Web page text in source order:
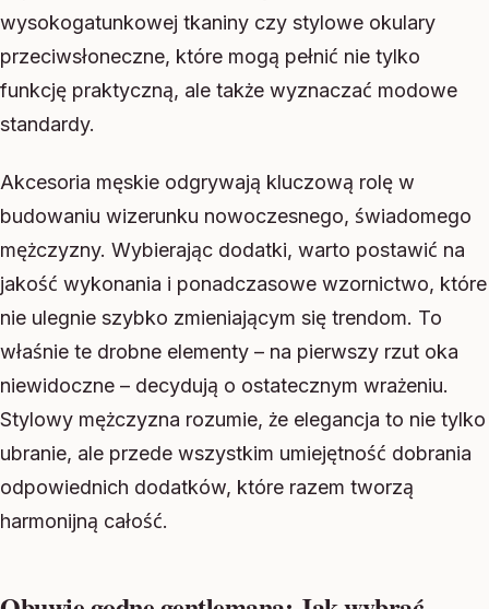
wysokogatunkowej tkaniny czy stylowe okulary
przeciwsłoneczne, które mogą pełnić nie tylko
funkcję praktyczną, ale także wyznaczać modowe
standardy.
Akcesoria męskie odgrywają kluczową rolę w
budowaniu wizerunku nowoczesnego, świadomego
mężczyzny. Wybierając dodatki, warto postawić na
jakość wykonania i ponadczasowe wzornictwo, które
nie ulegnie szybko zmieniającym się trendom. To
właśnie te drobne elementy – na pierwszy rzut oka
niewidoczne – decydują o ostatecznym wrażeniu.
Stylowy mężczyzna rozumie, że elegancja to nie tylko
ubranie, ale przede wszystkim umiejętność dobrania
odpowiednich dodatków, które razem tworzą
harmonijną całość.